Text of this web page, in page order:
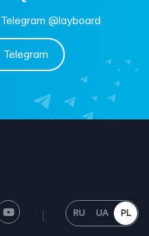
@layboard
RU UA PL